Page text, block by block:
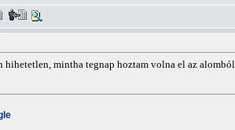
hihetetlen, mintha tegnap hoztam volna el az alomból.